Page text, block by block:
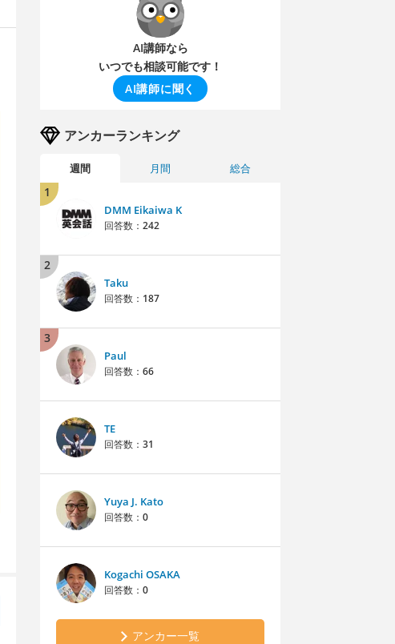
AI講師なら
いつでも相談可能です！
AI講師に聞く
アンカーランキング
週間 月間 総合
1
DMM Eikaiwa K
回答数： 242
2
Taku
回答数： 187
3
Paul
回答数： 66
TE
回答数： 31
Yuya J. Kato
回答数： 0
Kogachi OSAKA
回答数： 0
アンカー一覧